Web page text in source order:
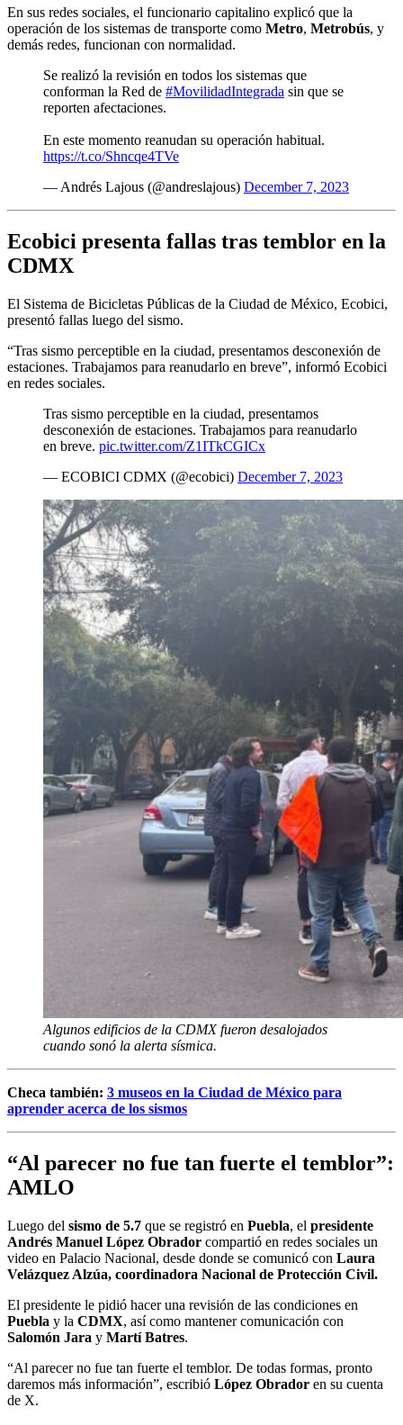
En sus redes sociales, el funcionario capitalino explicó que la
operación de los sistemas de transporte como Metro, Metrobús, y
demás redes, funcionan con normalidad.
Se realizó la revisión en todos los sistemas que
conforman la Red de #MovilidadIntegrada sin que se
reporten afectaciones.
En este momento reanudan su operación habitual.
https://t.co/Shncqe4TVe
— Andrés Lajous (@andreslajous) December 7, 2023
Ecobici presenta fallas tras temblor en la
CDMX
El Sistema de Bicicletas Públicas de la Ciudad de México, Ecobici,
presentó fallas luego del sismo.
“Tras sismo perceptible en la ciudad, presentamos desconexión de
estaciones. Trabajamos para reanudarlo en breve”, informó Ecobici
en redes sociales.
Tras sismo perceptible en la ciudad, presentamos
desconexión de estaciones. Trabajamos para reanudarlo
en breve. pic.twitter.com/Z1ITkCGICx
— ECOBICI CDMX (@ecobici) December 7, 2023
Algunos edificios de la CDMX fueron desalojados
cuando sonó la alerta sísmica.
Checa también: 3 museos en la Ciudad de México para
aprender acerca de los sismos
“Al parecer no fue tan fuerte el temblor”:
AMLO
Luego del sismo de 5.7 que se registró en Puebla, el presidente
Andrés Manuel López Obrador compartió en redes sociales un
video en Palacio Nacional, desde donde se comunicó con Laura
Velázquez Alzúa, coordinadora Nacional de Protección Civil.
El presidente le pidió hacer una revisión de las condiciones en
Puebla y la CDMX, así como mantener comunicación con
Salomón Jara y Martí Batres.
“Al parecer no fue tan fuerte el temblor. De todas formas, pronto
daremos más información”, escribió López Obrador en su cuenta
de X.